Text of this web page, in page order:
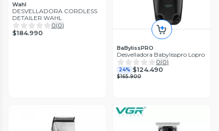
Wahl
DESVELLADORA CORDLESS
DETAILER WAHL
0(0)
$184.990
BaBylissPRO
Desvelladora Babylisspro Lopro
0(0)
24% $124.490
$165.900